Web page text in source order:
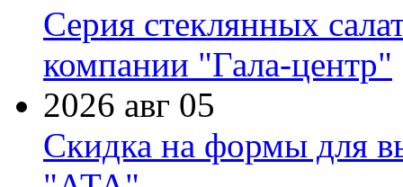
Серия стеклянных
компании "Гала-центр"
2026 авг 05
Скидка на формы для